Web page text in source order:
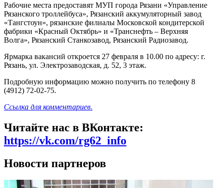
Рабочие места предоставят МУП города Рязани «Управление
Рязанского троллейбуса», Рязанский аккумуляторный завод
«Тангстоун», рязанские филиалы Московской кондитерской
фабрики «Красный Октябрь» и «Транснефть – Верхняя
Волга», Рязанский Станкозавод, Рязанский Радиозавод.
Ярмарка вакансий откроется 27 февраля в 10.00 по адресу: г.
Рязань, ул. Электрозаводская, д. 52, 3 этаж.
Подробную информацию можно получить по телефону 8
(4912) 72-02-75.
Ссылка для комментариев.
Читайте нас в ВКонтакте:
https://vk.com/rg62_info
Новости партнеров